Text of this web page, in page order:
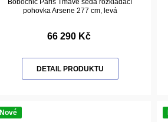
Bobochic Paris Tmavě šedá rozkládací
pohovka Arsene 277 cm, levá
66 290 Kč
DETAIL PRODUKTU
Nové